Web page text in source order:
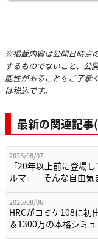
※掲載内容は公開日時点
するものでないこと、公
能性があることをご了承
は税込です。
最新の関連記事
2026/08/07
「20年以上前に登場
ルマ」 そんな自由気
2026/08/06
HRCがコミケ108に初
＆1300万の本格シミ